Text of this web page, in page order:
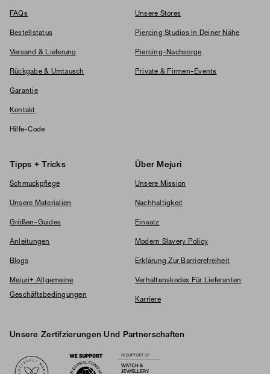
FAQs
Bestellstatus
Versand & Lieferung
Rückgabe & Umtausch
Garantie
Kontakt
Hilfe-Code
Unsere Stores
Piercing Studios In Deiner Nähe
Piercing-Nachsorge
Private & Firmen-Events
Tipps + Tricks
Schmuckpflege
Unsere Materialien
Größen-Guides
Anleitungen
Blogs
Mejuri+ Allgemeine
Geschäftsbedingungen
Über Mejuri
Unsere Mission
Nachhaltigkeit
Einsatz
Modern Slavery Policy
Erklärung Zur Barrierefreiheit
Verhaltenskodex Für Lieferanten
Karriere
Unsere Zertifzierungen Und Partnerschaften